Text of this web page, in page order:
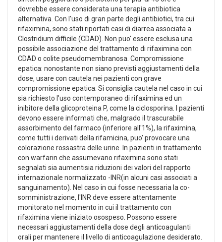
dovrebbe essere considerata una terapia antibiotica
alternativa. Con l'uso di gran parte degli antibiotici, tra cui
rifaximina, sono stati riportati casi di diarrea associata a
Clostridium difficile (CDAD). Non puo' essere esclusa una
possibile associazione del trattamento di rifaximina con
CDAD o colite pseudomembranosa. Compromissione
epatica: nonostante non siano previsti aggiustamenti della
dose, usare con cautela nei pazienti con grave
compromissione epatica. Si consiglia cautela nel caso in cui
sia richiesto l'uso contemporaneo di rifaximina ed un
inibitore della glicoproteina P, come la ciclosporina. I pazienti
devono essere informati che, malgrado il trascurabile
assorbimento del farmaco (inferiore all'1%), la rifaximina,
come tutti i derivati della rifamicina, puo' provocare una
colorazione rossastra delle urine. In pazienti in trattamento
con warfarin che assumevano rifaximina sono stati
segnalati sia aumentisia riduzioni dei valori del rapporto
internazionale normalizzato -INR(in alcuni casi associati a
sanguinamento). Nel caso in cui fosse necessaria la co-
somministrazione, l'INR deve essere attentamente
monitorato nel momento in cui il trattamento con
rifaximina viene iniziato osospeso. Possono essere
necessari aggiustamenti della dose degli anticoagulanti
orali per mantenere il livello di anticoagulazione desiderato.